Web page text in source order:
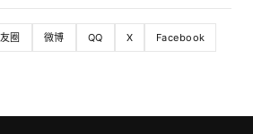
圈 微博 QQ X Facebook